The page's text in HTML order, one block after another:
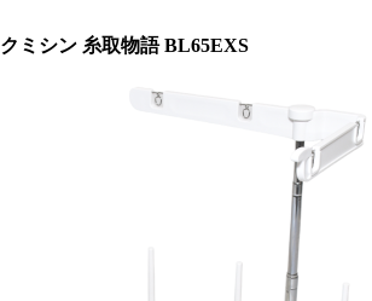
ミシン 糸取物語 BL65EXS